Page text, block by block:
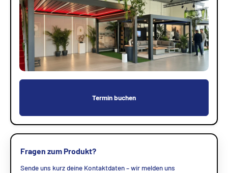
Termin buchen
Fragen zum Produkt?
Sende uns kurz deine Kontaktdaten – wir melden uns